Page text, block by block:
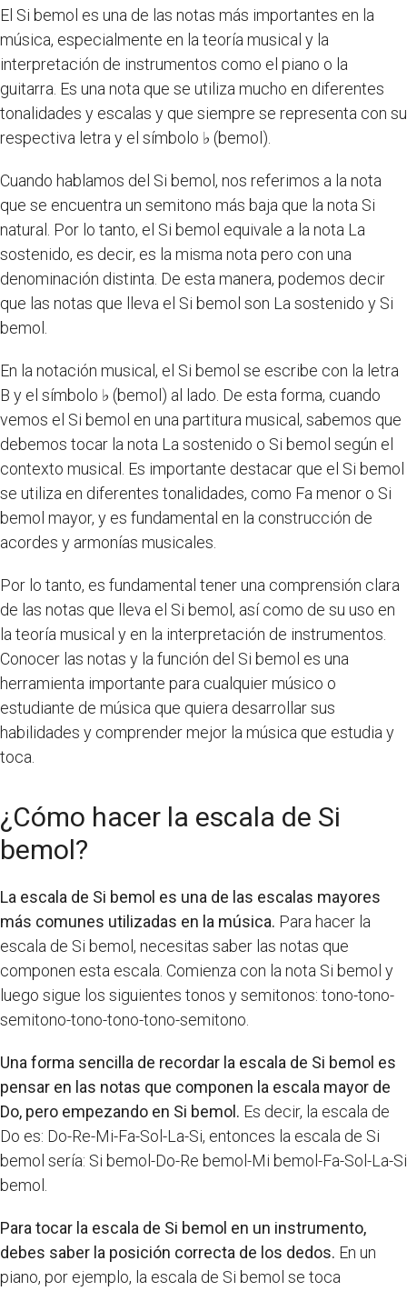
El Si bemol es una de las notas más importantes en la
música, especialmente en la teoría musical y la
interpretación de instrumentos como el piano o la
guitarra. Es una nota que se utiliza mucho en diferentes
tonalidades y escalas y que siempre se representa con su
respectiva letra y el símbolo ♭ (bemol).
Cuando hablamos del Si bemol, nos referimos a la nota
que se encuentra un semitono más baja que la nota Si
natural. Por lo tanto, el Si bemol equivale a la nota La
sostenido, es decir, es la misma nota pero con una
denominación distinta. De esta manera, podemos decir
que las notas que lleva el Si bemol son La sostenido y Si
bemol.
En la notación musical, el Si bemol se escribe con la letra
B y el símbolo ♭ (bemol) al lado. De esta forma, cuando
vemos el Si bemol en una partitura musical, sabemos que
debemos tocar la nota La sostenido o Si bemol según el
contexto musical. Es importante destacar que el Si bemol
se utiliza en diferentes tonalidades, como Fa menor o Si
bemol mayor, y es fundamental en la construcción de
acordes y armonías musicales.
Por lo tanto, es fundamental tener una comprensión clara
de las notas que lleva el Si bemol, así como de su uso en
la teoría musical y en la interpretación de instrumentos.
Conocer las notas y la función del Si bemol es una
herramienta importante para cualquier músico o
estudiante de música que quiera desarrollar sus
habilidades y comprender mejor la música que estudia y
toca.
¿Cómo hacer la escala de Si
bemol?
La escala de Si bemol es una de las escalas mayores
más comunes utilizadas en la música. Para hacer la
escala de Si bemol, necesitas saber las notas que
componen esta escala. Comienza con la nota Si bemol y
luego sigue los siguientes tonos y semitonos: tono-tono-
semitono-tono-tono-tono-semitono.
Una forma sencilla de recordar la escala de Si bemol es
pensar en las notas que componen la escala mayor de
Do, pero empezando en Si bemol. Es decir, la escala de
Do es: Do-Re-Mi-Fa-Sol-La-Si, entonces la escala de Si
bemol sería: Si bemol-Do-Re bemol-Mi bemol-Fa-Sol-La-Si
bemol.
Para tocar la escala de Si bemol en un instrumento,
debes saber la posición correcta de los dedos. En un
piano, por ejemplo, la escala de Si bemol se toca